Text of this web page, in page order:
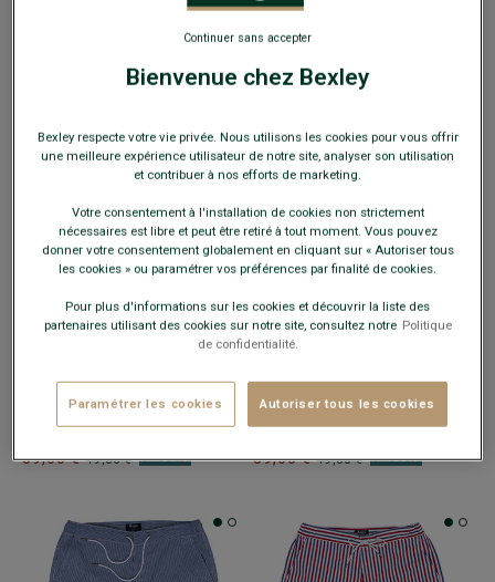
SHORT DE BAIN HOMME RAYÉ ROSE -
+16 couleurs
SHORT DE BAIN HOMME ROUGE
effet gaufré - coupe standard confortable
SHORT DE BAIN HOMME RAYÉ
ORANGE - BRENTAN- Maillot de bain -
Effet gaufré - Coupe standard
49,00 €
39,00 € PRIX D'ÉTÉ
SHORT DE BAIN HOMME VERT
MENTHE - BRENTAN- Maillot de bain -
100% polyamide - Séchage rapide
49,00 €
39,00 € PRIX D'ÉTÉ
Bienvenue chez Bexley
Bexley respecte votre vie privée. Nous utilisons les cookies pour vous offrir
une meilleure expérience utilisateur de notre site, analyser son utilisation
et contribuer à nos efforts de marketing.
Votre consentement à l'installation de cookies non strictement
nécessaires est libre et peut être retiré à tout moment. Vous pouvez
donner votre consentement globalement en cliquant sur « Autoriser tous
les cookies » ou paramétrer vos préférences par finalité de cookies.
Pour plus d'informations sur les cookies et découvrir la liste des
partenaires utilisant des cookies sur notre site, consultez notre Politique
de confidentialité.
Paramétrer les cookies Autoriser tous les cookies
Continuer sans accepter